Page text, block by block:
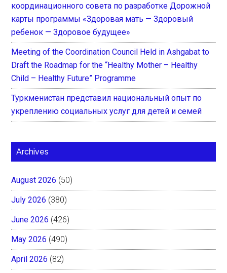
координационного совета по разработке Дорожной
карты программы «Здоровая мать — Здоровый
ребенок — Здоровое будущее»
Meeting of the Coordination Council Held in Ashgabat to
Draft the Roadmap for the “Healthy Mother – Healthy
Child – Healthy Future” Programme
Туркменистан представил национальный опыт по
укреплению социальных услуг для детей и семей
Archives
August 2026 (50)
July 2026 (380)
June 2026 (426)
May 2026 (490)
April 2026 (82)